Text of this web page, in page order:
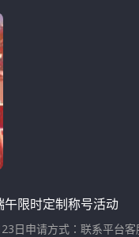
限时定制称号活动
日申请方式：联系平台